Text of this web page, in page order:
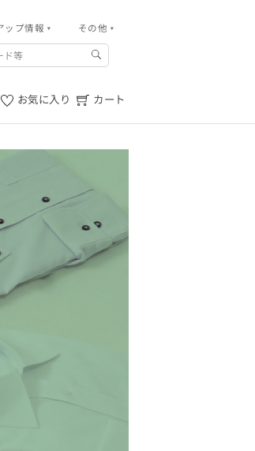
ップ情報 その他
m.f.editorial -Men’s
「対照的な魅力が交差し、
それぞれの強みを生かしながら
生まれる、新しいかたち。
異なるものが引き寄せ合い、
重なり合うことで、
練された美しさが生まれる。
そこには、絶妙なバランスと、
今までにない輝きが宿る。」
「Simplicity & Quality
シンプルでいて上質を追求し、
ァッションへと昇華させる。」
お気に入り カート
m.f.editorial -Men’s
生まれる、新しいかたち。
重なり合うことで、
こには、絶妙なバランスと、
SUITIST(READY TO WEAR)
「Simplicity & Quality
シンプルでいて上質を追求し、
ーツをただの仕事着ではなく、
装う喜びを知る大人のための
ァッションへと昇華させる。」
く表記